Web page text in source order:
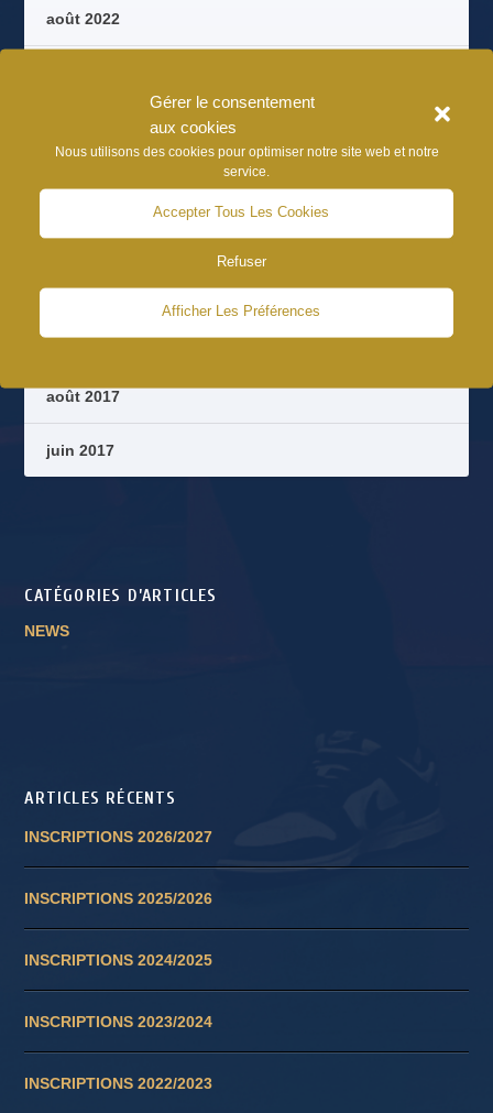
Gérer le consentement
aux cookies
Nous utilisons des cookies pour optimiser notre site web et notre
service.
Accepter Tous Les Cookies
Refuser
Afficher Les Préférences
août 2022
août 2018
octobre 2017
septembre 2017
août 2017
juin 2017
CATÉGORIES D’ARTICLES
NEWS
ARTICLES RÉCENTS
INSCRIPTIONS 2026/2027
INSCRIPTIONS 2025/2026
INSCRIPTIONS 2024/2025
INSCRIPTIONS 2023/2024
INSCRIPTIONS 2022/2023